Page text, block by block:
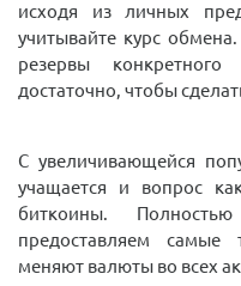
исходя из личных
учитывайте курс
резервы
достаточно, чтобы
С увеличивающейся
учащается и вопрос
биткоины.
предоставляем самые
меняют валюты во всех